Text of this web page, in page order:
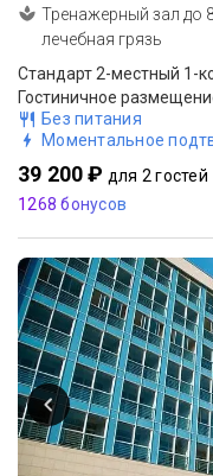
Тренажерный зал до
лечебная грязь
Стандарт 2-местный 1-
Без питания
Моментальное
39 200 ₽ для 2 гостей
1268 бонусов